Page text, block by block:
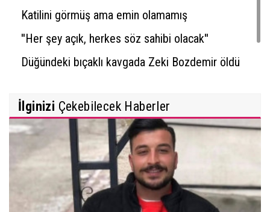
Katilini görmüş ama emin olamamış
''Her şey açık, herkes söz sahibi olacak''
Düğündeki bıçaklı kavgada Zeki Bozdemir öldü
İlginizi Çekebilecek Haberler